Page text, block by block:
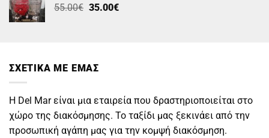
55.00€ Original
35.00€Η
ΣΧΕΤΙΚΑ ΜΕ ΕΜΑΣ
Η Del Mar είναι μια εταιρεία που δραστηριοποιείται στο
χώρο της διακόσμησης. Το ταξίδι μας ξεκινάει από την
προσωπική αγάπη μας για την κομψή διακόσμηση.